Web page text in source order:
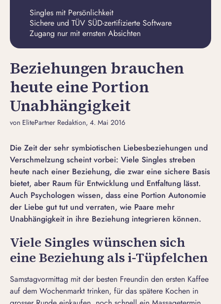
Singles mit Persönlichkeit
Sichere und TÜV SÜD-zertifizierte Software
Zugang nur mit ernsten Absichten
Beziehungen brauchen
heute eine Portion
Unabhängigkeit
von ElitePartner Redaktion, 4. Mai 2016
Die Zeit der sehr symbiotischen Liebesbeziehungen und
Verschmelzung scheint vorbei: Viele Singles streben
heute nach einer Beziehung, die zwar eine sichere Basis
bietet, aber Raum für Entwicklung und Entfaltung lässt.
Auch Psychologen wissen, dass eine Portion Autonomie
der Liebe gut tut und verraten, wie Paare mehr
Unabhängigkeit in ihre Beziehung integrieren können.
Viele Singles wünschen sich
eine Beziehung als i-Tüpfelchen
Samstagvormittag mit der besten Freundin den ersten Kaffee
auf dem Wochenmarkt trinken, für das spätere Kochen in